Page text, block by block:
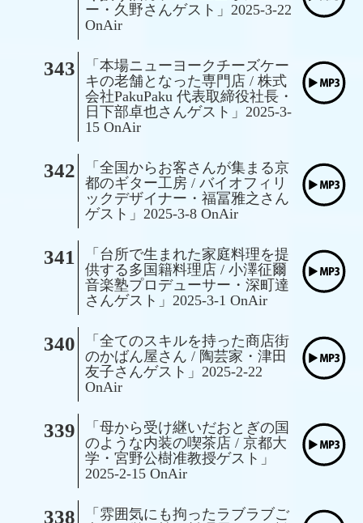
ー・久野さんゲスト」2025-3-22
OnAir
343
「本場ニューヨークチーズケー
キの老舗となった専門店 / 株式
会社PakuPaku 代表取締役社長・
日下部卓也さんゲスト」2025-3-
15 OnAir
342
「全国からお客さんが集まる京
都のギター工房 / バイオフィリ
ックデザイナー・福冨雅之さん
ゲスト」2025-3-8 OnAir
341
「台所で生まれた家庭料理を提
供する多国籍料理店 / 小澤征爾
音楽塾プロデューサー・深町達
さんゲスト」2025-3-1 OnAir
340
「全てのスキルを持った商店街
のかばん屋さん / 陶芸家・津田
友子さんゲスト」2025-2-22
OnAir
339
「母から受け継いだおとぎの国
のような内装の喫茶店 / 京都大
学・宮野公樹准教授ゲスト」
2025-2-15 OnAir
338
「雰囲気にも拘ったラブラブご